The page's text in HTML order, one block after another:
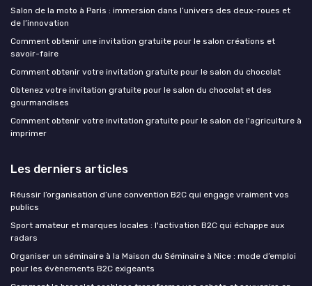
Salon de la moto à Paris : immersion dans l’univers des deux-roues et
de l’innovation
Comment obtenir une invitation gratuite pour le salon créations et
savoir-faire
Comment obtenir votre invitation gratuite pour le salon du chocolat
Obtenez votre invitation gratuite pour le salon du chocolat et des
gourmandises
Comment obtenir votre invitation gratuite pour le salon de l'agriculture à
imprimer
Les derniers articles
Réussir l’organisation d’une convention B2C qui engage vraiment vos
publics
Sport amateur et marques locales : l'activation B2C qui échappe aux
radars
Organiser un séminaire à la Maison du Séminaire à Nice : mode d’emploi
pour les évènements B2C exigeants